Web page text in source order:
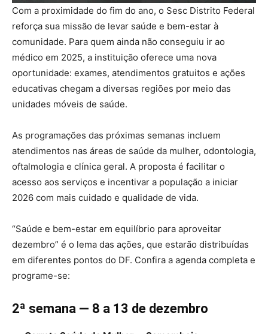
Com a proximidade do fim do ano, o Sesc Distrito Federal
reforça sua missão de levar saúde e bem-estar à
comunidade. Para quem ainda não conseguiu ir ao
médico em 2025, a instituição oferece uma nova
oportunidade: exames, atendimentos gratuitos e ações
educativas chegam a diversas regiões por meio das
unidades móveis de saúde.
As programações das próximas semanas incluem
atendimentos nas áreas de saúde da mulher, odontologia,
oftalmologia e clínica geral. A proposta é facilitar o
acesso aos serviços e incentivar a população a iniciar
2026 com mais cuidado e qualidade de vida.
“Saúde e bem-estar em equilíbrio para aproveitar
dezembro” é o lema das ações, que estarão distribuídas
em diferentes pontos do DF. Confira a agenda completa e
programe-se:
2ª semana — 8 a 13 de dezembro